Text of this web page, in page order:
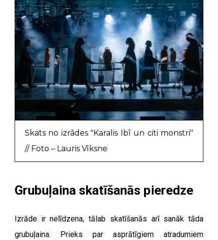
Skats no izrādes "Karalis Ibī un citi monstri"
// Foto – Lauris Vīksne
Grubuļaina skatīšanās pieredze
Izrāde ir nelīdzena, tālab skatīšanās arī sanāk tāda
grubuļaina. Prieks par asprātīgiem atradumiem